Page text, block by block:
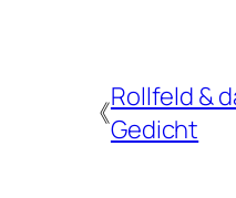
《Rollfeld &
Gedicht